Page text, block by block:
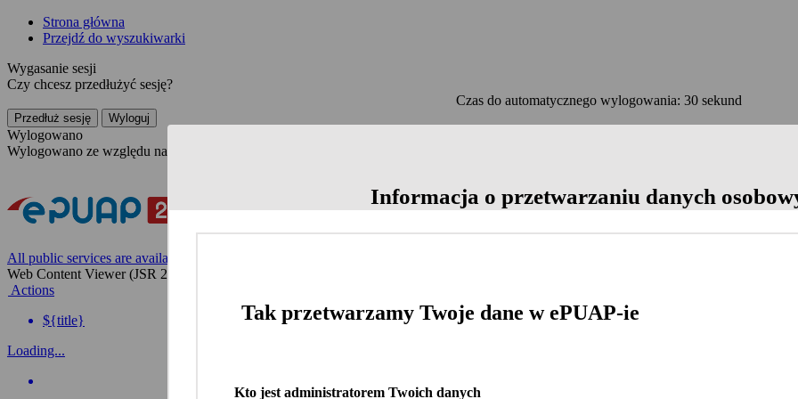
Strona główna
Przejdź do wyszukiwarki
Wygasanie sesji
Czy chcesz przedłużyć sesję?
Czas do automatycznego wylogowania: 30 sekund
Przedłuż sesję Wyloguj
Wylogowano
Wylogowano ze względu na nieaktywność
All public services are available on the Polish website
Informacja o przetwarzaniu danych
Tak przetwarzamy Twoje dane w ePUAP-ie
Kto jest administratorem Twoich danych
Web Content Viewer (JSR 286)
Actions
${title}
Loading...